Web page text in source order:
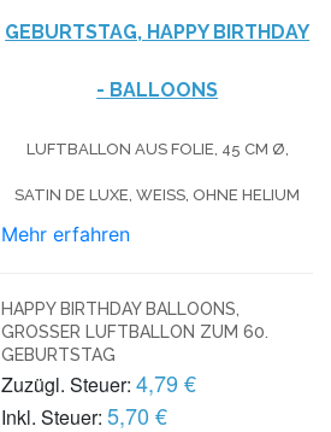
GEBURTSTAG, HAPPY BIRTHDAY
- BALLOONS
LUFTBALLON AUS FOLIE, 45 CM Ø,
SATIN DE LUXE, WEISS, OHNE HELIUM
Mehr erfahren
HAPPY BIRTHDAY BALLOONS,
GROSSER LUFTBALLON ZUM 60. G
EBURTSTAG
Zuzügl. Steuer: 4,79 €
Inkl. Steuer: 5,70 €